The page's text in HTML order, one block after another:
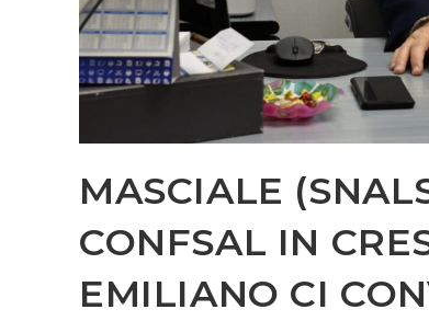
MASCIALE
CONFSAL IN
EMILIANO CI